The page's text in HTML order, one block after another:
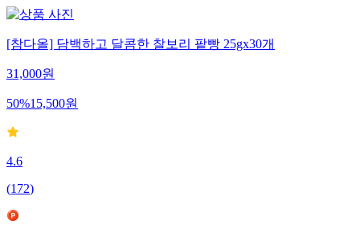
[참다올] 담백하고 달콤한 찰보리 팥빵 25gx30개
31,000원
50%15,500원
4.6
(172)